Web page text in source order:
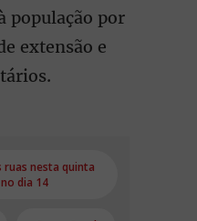
população por
extensão e
ruas nesta quinta
dia 14